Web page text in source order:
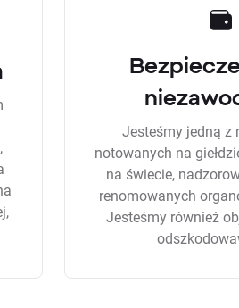
Jesteśmy jedną z
notowanych na
na świecie,
renomowanych
Jesteśmy również